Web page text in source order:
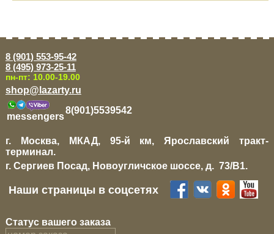
8 (901) 553-95-42
8 (495) 973-25-11
пн-пт: 10.00-19.00
shop@lazarty.ru
messengers
8(901)5539542
г. Москва, МКАД, 95-й км, Ярославский тракт-
терминал.
г. Сергиев Посад, Новоугличское шоссе, д. 73/B1.
Наши страницы в соцсетях
Статус вашего заказа